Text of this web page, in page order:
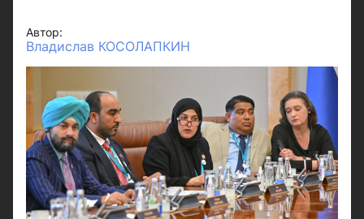
Автор:
Владислав КОСОЛАПКИН